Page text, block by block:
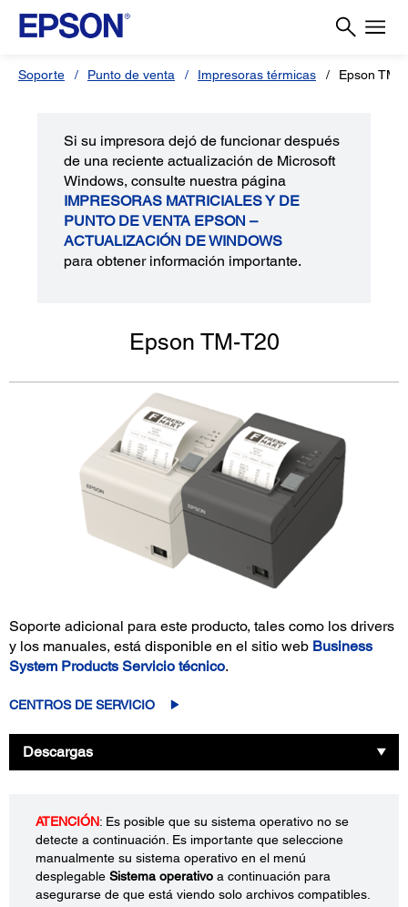
Soporte Punto de venta Impresoras térmicas Epson TM-
Si su impresora dejó de funcionar después
de una reciente actualización de Microsoft
Windows, consulte nuestra página
IMPRESORAS MATRICIALES Y DE
PUNTO DE VENTA EPSON –
ACTUALIZACIÓN DE WINDOWS
para obtener información importante.
Epson TM-T20
Soporte adicional para este producto, tales como los drivers
y los manuales, está disponible en el sitio web Business
System Products Servicio técnico.
CENTROS DE SERVICIO
Descargas
ATENCIÓN: Es posible que su sistema operativo no se
detecte a continuación. Es importante que seleccione
manualmente su sistema operativo en el menú
desplegable Sistema operativo a continuación para
asegurarse de que está viendo solo archivos compatibles.